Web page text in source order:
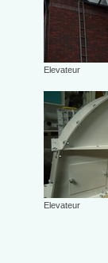
Elevateur
Elevateur